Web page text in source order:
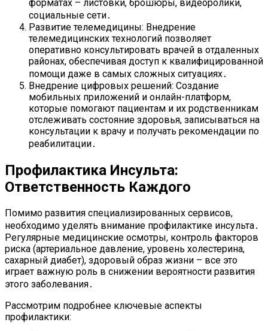
форматах – листовки, брошюры, видеоролики,
социальные сети․
Развитие телемедицины: Внедрение
телемедицинских технологий позволяет
оперативно консультировать врачей в отдаленных
районах, обеспечивая доступ к квалифицированной
помощи даже в самых сложных ситуациях․
Внедрение цифровых решений: Создание
мобильных приложений и онлайн-платформ,
которые помогают пациентам и их родственникам
отслеживать состояние здоровья, записываться на
консультации к врачу и получать рекомендации по
реабилитации․
Профилактика Инсульта:
Ответственность Каждого
Помимо развития специализированных сервисов,
необходимо уделять внимание профилактике инсульта․
Регулярные медицинские осмотры, контроль факторов
риска (артериальное давление, уровень холестерина,
сахарный диабет), здоровый образ жизни – все это
играет важную роль в снижении вероятности развития
этого заболевания․
Рассмотрим подробнее ключевые аспекты
профилактики: